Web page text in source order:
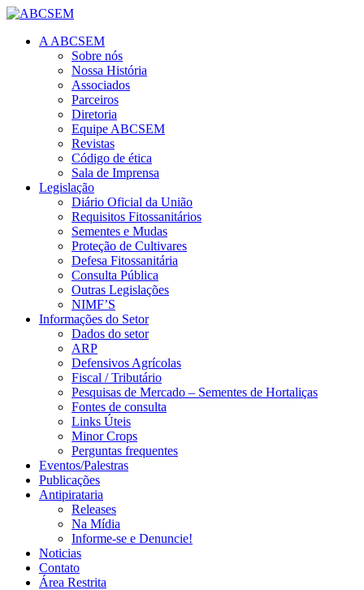
A ABCSEM
Sobre nós
Nossa História
Associados
Parceiros
Diretoria
Equipe ABCSEM
Revistas
Código de ética
Sala de Imprensa
Legislação
Diário Oficial da União
Requisitos Fitossanitários
Sementes e Mudas
Proteção de Cultivares
Defesa Fitossanitária
Consulta Pública
Outras Legislações
NIMF’S
Informações do Setor
Dados do setor
ARP
Defensivos Agrícolas
Fiscal / Tributário
Pesquisas de Mercado – Sementes de Hortaliças
Fontes de consulta
Links Úteis
Minor Crops
Perguntas frequentes
Eventos/Palestras
Publicações
Antipirataria
Releases
Na Mídia
Informe-se e Denuncie!
Noticias
Contato
Área Restrita